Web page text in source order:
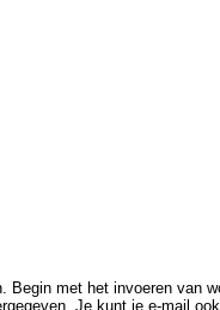
Begin met het invoeren van
Je kunt je e-mail